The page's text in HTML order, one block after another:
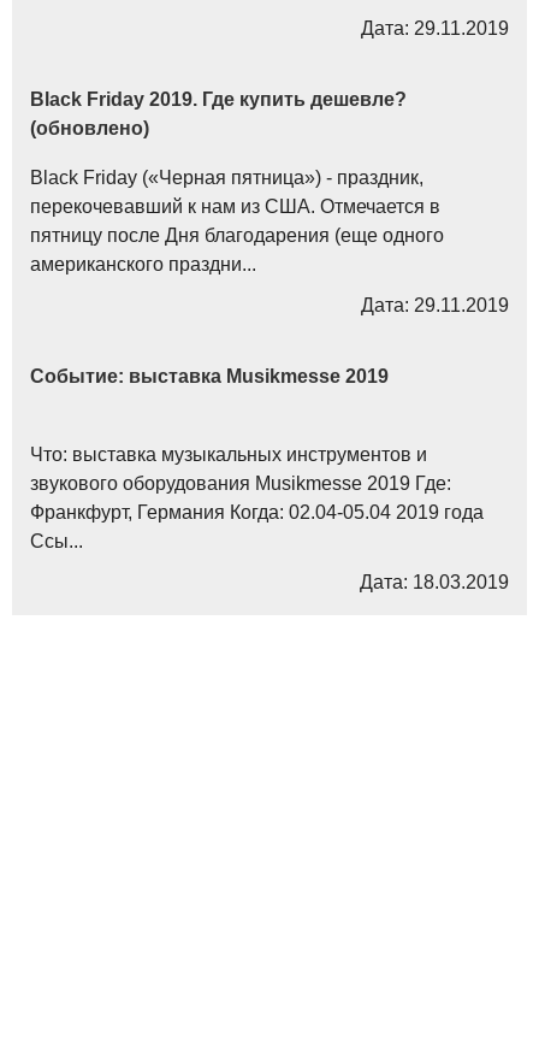
Дата: 29.11.2019
Black Friday 2019. Где купить дешевле?
(обновлено)
Black Friday («Черная пятница») - праздник,
перекочевавший к нам из США. Отмечается в
пятницу после Дня благодарения (еще одного
американского праздни...
Дата: 29.11.2019
Событие: выставка Musikmesse 2019
Что: выставка музыкальных инструментов и
звукового оборудования Musikmesse 2019 Где:
Франкфурт, Германия Когда: 02.04-05.04 2019 года
Ссы...
Дата: 18.03.2019